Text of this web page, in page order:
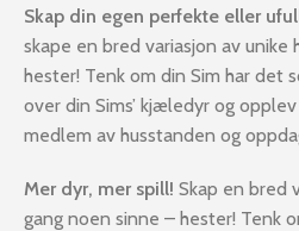
Skap din egen perfekte eller
skape en bred variasjon av
hester! Tenk om din Sim har det
over din Sims’ kjæledyr og
medlem av husstanden og
Mer dyr, mer spill! Skap en bred
gang noen sinne – hester! Tenk